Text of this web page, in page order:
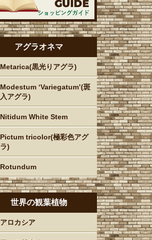
アグラオネマ
Metarica(黒光りアグラ)
Modestum ‘Variegatum’(斑
入アグラ)
Nitidum White Stem
Pictum tricolor(極彩色アグ
ラ)
Rotundum
世界の観葉植物
アロカシア